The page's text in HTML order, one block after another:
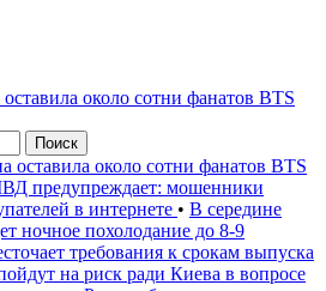
около сотни фанатов BTS
Поиск
оставила около сотни фанатов BTS
предупреждает: мошенники
в интернете • В середине
ночное похолодание до 8-9
требования к срокам выпуска
на риск ради Киева в вопросе